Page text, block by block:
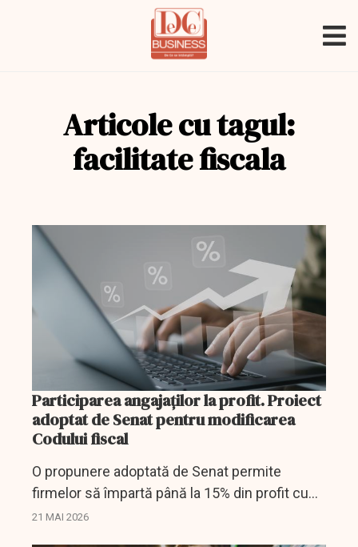
Articole cu tagul:
facilitate fiscala
Participarea angajaților la profit. Proiect
adoptat de Senat pentru modificarea
Codului fiscal
O propunere adoptată de Senat permite
firmelor să împartă până la 15% din profit cu
angajații, cu regim fiscal special.
21 MAI 2026